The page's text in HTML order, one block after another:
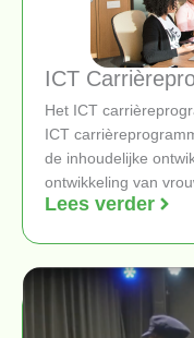
ICT
Het ICT
ICT
de inhoudelijke
ontwikkeling van
Lees verder